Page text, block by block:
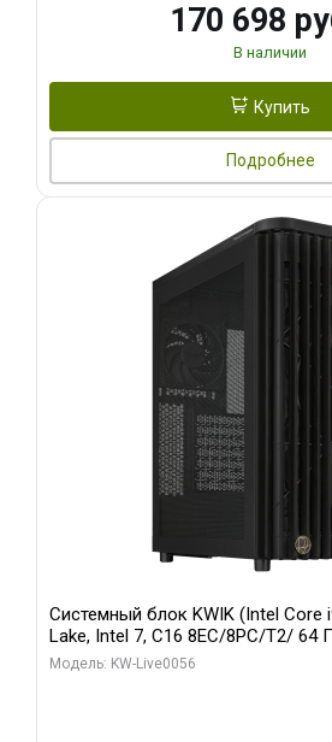
170 698
В наличии
Купить
Подробнее
Системный блок KWIK (Intel Core
Lake, Intel 7, C16 8EC/8PC/T2/ 64
Palit RTX5080 INFINITY 3 OC 16GB
Модель: KW-Live0056